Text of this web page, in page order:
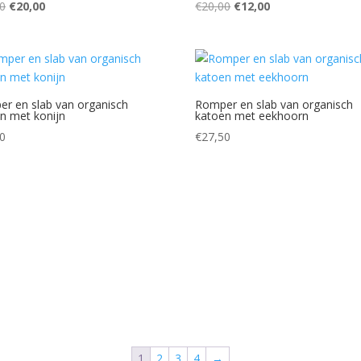
Oorspronkelijke
€30,00.
€20,00Huidige
€20,00.
€20,00 Oorspronkelijke
€20,00.
€12,00Huidige
€12,00.
en slab van organisch
met konijn
Romper en slab van organisch
katoen met eekhoorn
€27,50